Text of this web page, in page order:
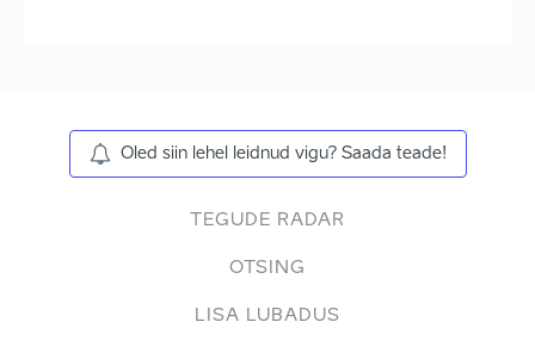
Oled siin lehel leidnud vigu? Saada teade!
TEGUDE RADAR
OTSING
LISA LUBADUS